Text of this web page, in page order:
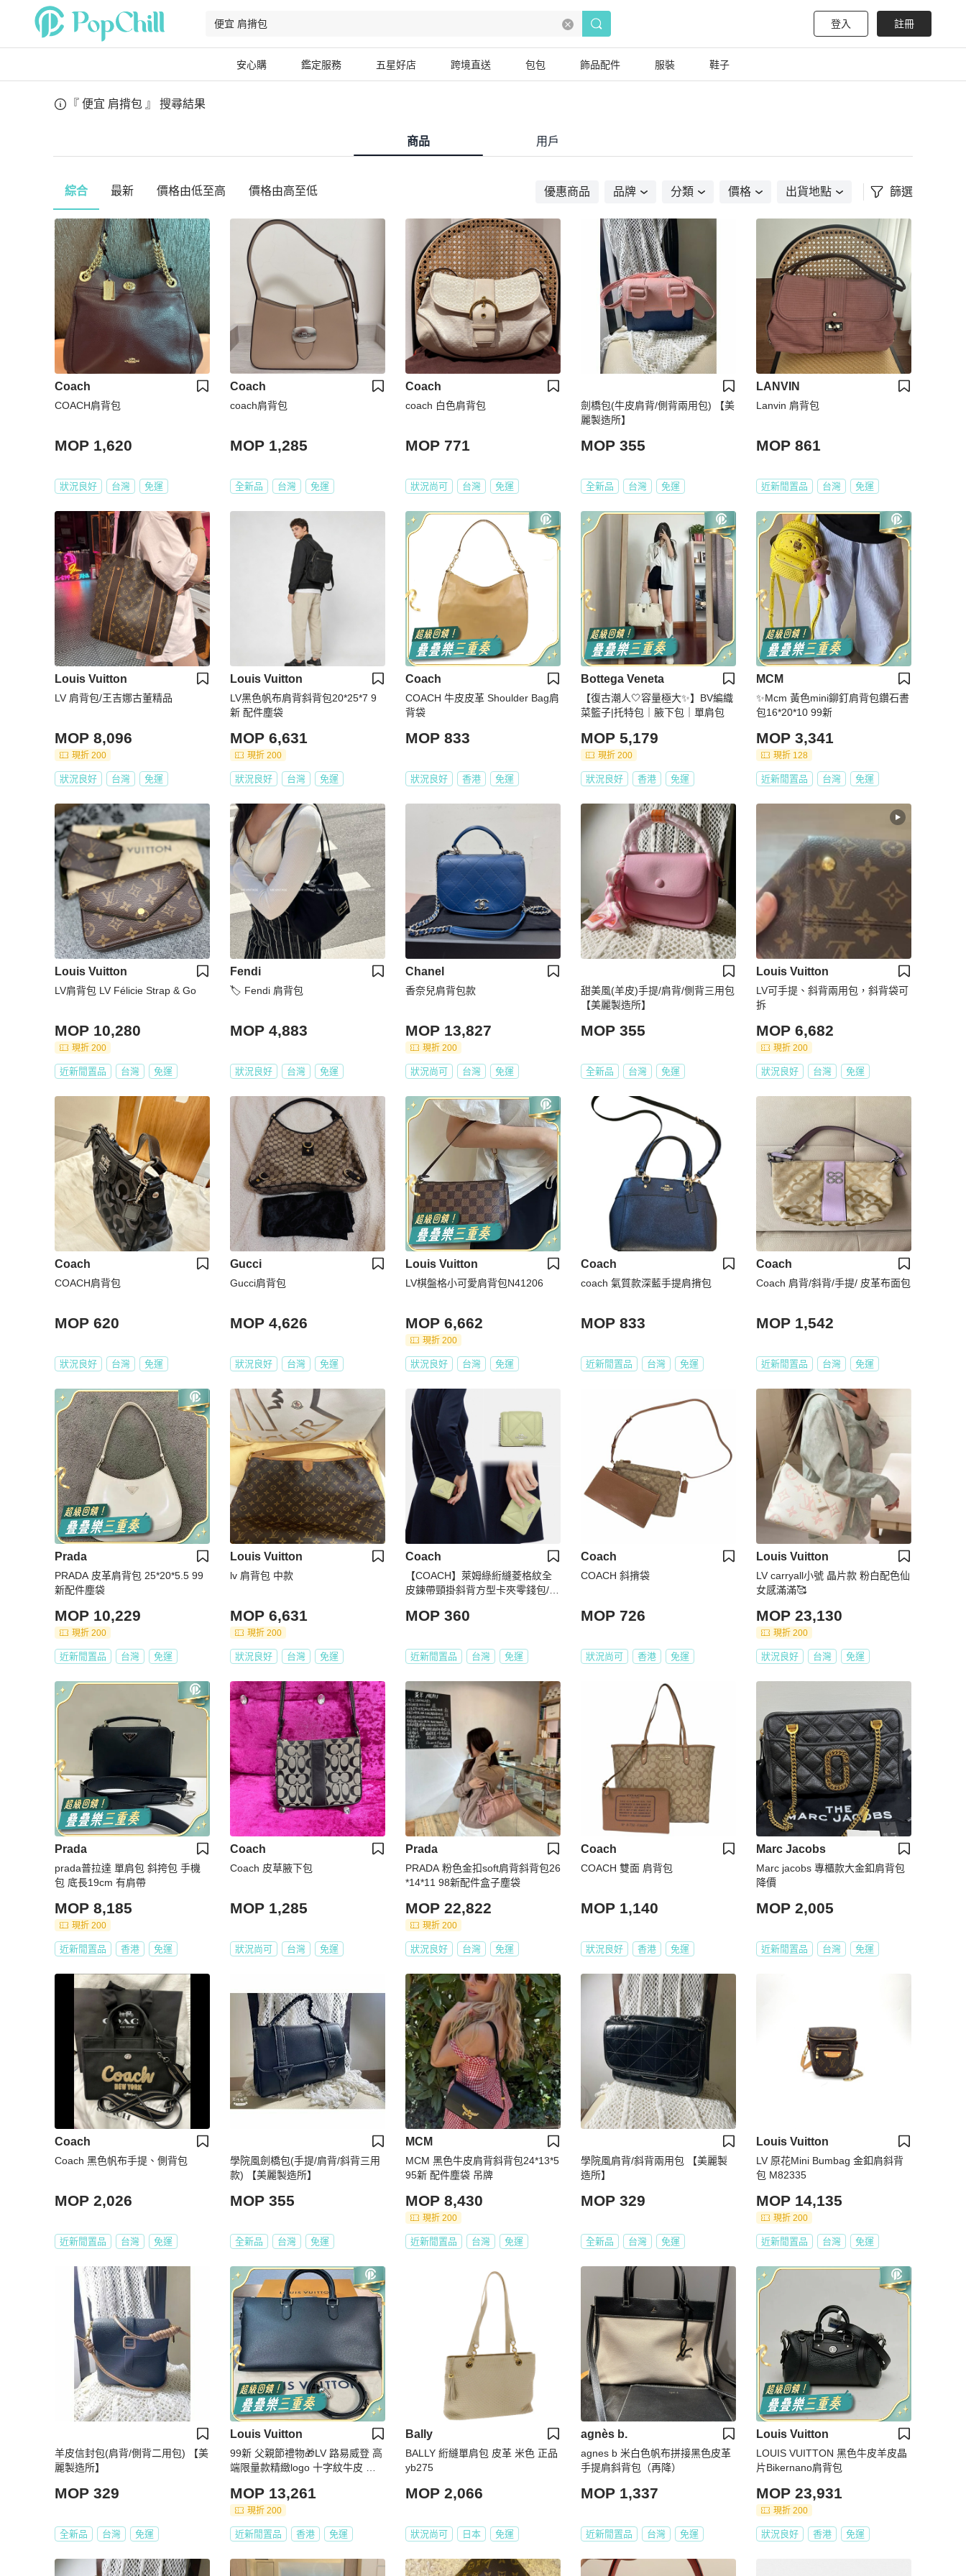
登入 註冊
安心購 鑑定服務 五星好店 跨境直送 包包 飾品配件 服裝 鞋子
『 便宜 肩揹包 』 搜尋結果
商品 用戶
綜合 最新 價格由低至高 價格由高至低 優惠商品 品牌 分類 價格 出貨地點 篩選
Coach
COACH肩背包
MOP 1,620
狀況良好 台灣 免運
Coach
coach肩背包
MOP 1,285
全新品 台灣 免運
Coach
coach 白色肩背包
MOP 771
狀況尚可 台灣 免運
劍橋包(牛皮肩背/側背兩用包) 【美
麗製造所】
MOP 355
全新品 台灣 免運
LANVIN
Lanvin 肩背包
MOP 861
近新閒置品 台灣 免運
Louis Vuitton
LV 肩背包/王吉娜古董精品
MOP 8,096
現折 200
狀況良好 台灣 免運
Louis Vuitton
LV黑色帆布肩背斜背包20*25*7 9
新 配件塵袋
MOP 6,631
現折 200
狀況良好 台灣 免運
Coach
COACH 牛皮皮革 Shoulder Bag肩
背袋
MOP 833
狀況良好 香港 免運
Bottega Veneta
【復古潮人🤍容量極大✨】BV編織
菜籃子|托特包｜腋下包｜單肩包
MOP 5,179
現折 200
狀況良好 香港 免運
MCM
✨Mcm 黃色mini鉚釘肩背包鑽石書
包16*20*10 99新
MOP 3,341
現折 128
近新閒置品 台灣 免運
Louis Vuitton
LV肩背包 LV Félicie Strap & Go
MOP 10,280
現折 200
近新閒置品 台灣 免運
Fendi
🏷️ Fendi 肩背包
MOP 4,883
狀況良好 台灣 免運
Chanel
香奈兒肩背包款
MOP 13,827
現折 200
狀況尚可 台灣 免運
甜美風(羊皮)手提/肩背/側背三用包
【美麗製造所】
MOP 355
全新品 台灣 免運
Louis Vuitton
LV可手提、斜背兩用包，斜背袋可
拆
MOP 6,682
現折 200
狀況良好 台灣 免運
Coach
COACH肩背包
MOP 620
狀況良好 台灣 免運
Gucci
Gucci肩背包
MOP 4,626
狀況良好 台灣 免運
Louis Vuitton
LV棋盤格小可愛肩背包N41206
MOP 6,662
現折 200
狀況良好 台灣 免運
Coach
coach 氣質款深藍手提肩揹包
MOP 833
近新閒置品 台灣 免運
Coach
Coach 肩背/斜背/手提/ 皮革布面包
MOP 1,542
近新閒置品 台灣 免運
Prada
PRADA 皮革肩背包 25*20*5.5 99
新配件塵袋
MOP 10,229
現折 200
近新閒置品 台灣 免運
Louis Vuitton
lv 肩背包 中款
MOP 6,631
現折 200
狀況良好 台灣 免運
Coach
【COACH】萊姆綠絎縫菱格紋全
皮鍊帶頸掛斜背方型卡夾零錢包/斜
MOP 360
近新閒置品 台灣 免運
Coach
COACH 斜揹袋
MOP 726
狀況尚可 香港 免運
Louis Vuitton
LV carryall小號 晶片款 粉白配色仙
女感滿滿🥰
MOP 23,130
現折 200
狀況良好 台灣 免運
Prada
prada普拉達 單肩包 斜挎包 手機
包 底長19cm 有肩帶
MOP 8,185
現折 200
近新閒置品 香港 免運
Coach
Coach 皮草腋下包
MOP 1,285
狀況尚可 台灣 免運
Prada
PRADA 粉色金扣soft肩背斜背包26
*14*11 98新配件盒子塵袋
MOP 22,822
現折 200
狀況良好 台灣 免運
Coach
COACH 雙面 肩背包
MOP 1,140
狀況良好 香港 免運
Marc Jacobs
Marc jacobs 專櫃款大金釦肩背包
降價
MOP 2,005
近新閒置品 台灣 免運
Coach
Coach 黑色帆布手提、側背包
MOP 2,026
近新閒置品 台灣 免運
學院風劍橋包(手提/肩背/斜背三用
款) 【美麗製造所】
MOP 355
全新品 台灣 免運
MCM
MCM 黑色牛皮肩背斜背包24*13*5
95新 配件塵袋 吊牌
MOP 8,430
現折 200
近新閒置品 台灣 免運
學院風肩背/斜背兩用包 【美麗製
造所】
MOP 329
全新品 台灣 免運
Louis Vuitton
LV 原花Mini Bumbag 金釦肩斜背
包 M82335
MOP 14,135
現折 200
近新閒置品 台灣 免運
羊皮信封包(肩背/側背二用包) 【美
麗製造所】
MOP 329
全新品 台灣 免運
Louis Vuitton
99新 父親節禮物🎁LV 路易威登 高
端限量款精緻logo 十字紋牛皮 公
層 百搭
MOP 13,261
現折 200
近新閒置品 香港 免運
Bally
BALLY 絎縫單肩包 皮革 米色 正品
yb275
MOP 2,066
狀況尚可 日本 免運
agnès b.
agnes b 米白色帆布拼接黑色皮革
手提肩斜背包（再降）
MOP 1,337
近新閒置品 台灣 免運
Louis Vuitton
LOUIS VUITTON 黑色牛皮羊皮晶
片Bikernano肩背包
MOP 23,931
現折 200
狀況良好 香港 免運